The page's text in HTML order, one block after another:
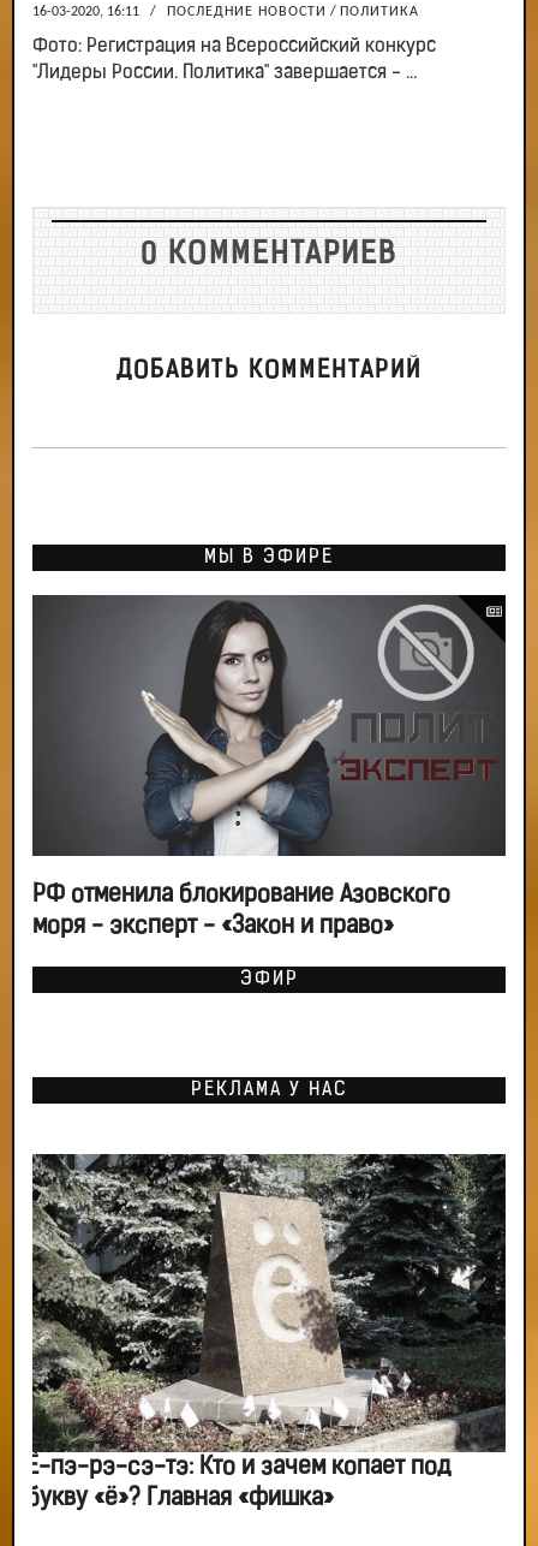
16-03-2020, 16:11 / ПОСЛЕДНИЕ НОВОСТИ / ПОЛИТИКА
Фото: Регистрация на Всероссийский конкурс
"Лидеры России. Политика" завершается - ...
0 КОММЕНТАРИЕВ
ДОБАВИТЬ КОММЕНТАРИЙ
МЫ В ЭФИРЕ
РФ отменила блокирование Азовского
моря - эксперт - «Закон и право»
ЭФИР
РЕКЛАМА У НАС
Ё-пэ-рэ-сэ-тэ: Кто и зачем копает под
букву «ё»? Главная «фишка»